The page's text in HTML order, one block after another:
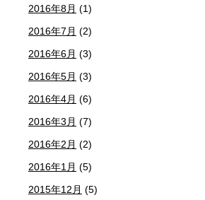
2016年8月 (1)
2016年7月 (2)
2016年6月 (3)
2016年5月 (3)
2016年4月 (6)
2016年3月 (7)
2016年2月 (2)
2016年1月 (5)
2015年12月 (5)